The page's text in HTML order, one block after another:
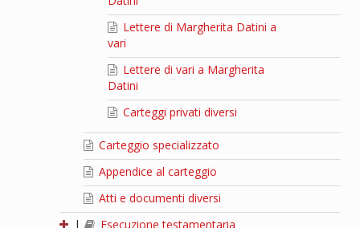
Lettere di Margherita Datini a
vari
Lettere di vari a Margherita
Datini
Carteggi privati diversi
Carteggio specializzato
Appendice al carteggio
Atti e documenti diversi
|
Esecuzione testamentaria